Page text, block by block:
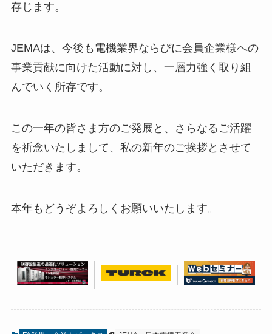
存じます。
JEMAは、今後も電機業界ならびに会員企業様への
事業貢献に向けた活動に対し、一層力強く取り組
んでいく所存です。
この一年の皆さま方のご発展と、さらなるご活躍
を祈念いたしまして、私の新年のご挨拶とさせて
いただきます。
本年もどうぞよろしくお願いいたします。